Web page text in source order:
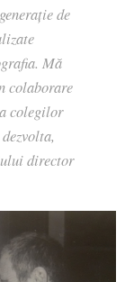
de
Mă
colaborare
colegilor
director